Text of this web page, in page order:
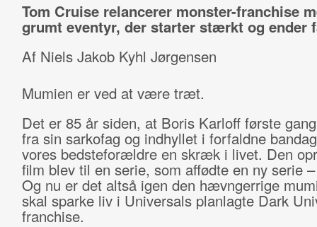
Tom Cruise relancerer monster-franchise
grumt eventyr, der starter stærkt og ender
Af Niels Jakob Kyhl Jørgensen
Mumien er ved at være træt.
Det er 85 år siden, at Boris Karloff første
fra sin sarkofag og indhyllet i forfaldne
vores bedsteforældre en skræk i livet. Den
film blev til en serie, som affødte en ny serie
Og nu er det altså igen den hævngerrige
skal sparke liv i Universals planlagte Dark
franchise.